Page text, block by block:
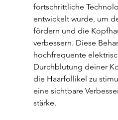
fortschrittliche
entwickelt wurde, um
fördern und die
verbessern. Diese
hochfrequente
Durchblutung deiner
die Haarfollikel zu
eine sichtbare
stärke.